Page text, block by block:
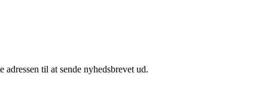
til at sende nyhedsbrevet ud.